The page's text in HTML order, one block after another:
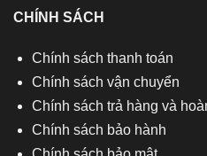
CHÍNH SÁCH
Chính sách thanh toán
Chính sách vận chuyển
Chính sách trả hàng và
Chính sách bảo hành